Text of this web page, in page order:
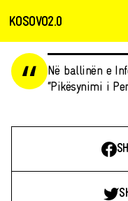
KOSOVO2.0
Në ballinën e
“Pikësynimi i